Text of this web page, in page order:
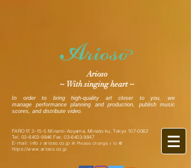
Arioso
~ With singing heart ~
In order to bring high-quality art closer to you, we
manage performance planning and production, publish music
scores, and distribute video.
FARO1F, 2-15-5 Minami-Aoyama, Minato-ku, Tokyo 107-0062
Tel. 03-6403-9846 Fax.03-6403-9847
E-mail: info ♪ arioso.co.jp ※ Please change ♪ to @
https://www.arioso.co.jp